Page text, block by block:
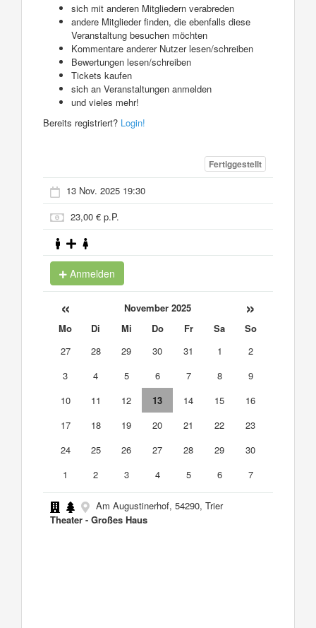
sich mit anderen Mitgliedern verabreden
andere Mitglieder finden, die ebenfalls diese
Veranstaltung besuchen möchten
Kommentare anderer Nutzer lesen/schreiben
Bewertungen lesen/schreiben
Tickets kaufen
sich an Veranstaltungen anmelden
und vieles mehr!
Bereits registriert? Login!
Fertiggestellt
13 Nov. 2025 19:30
23,00 € p.P.
Anmelden
« November 2025 »
Mo Di Mi Do Fr Sa
So
27
28 29 30 31 1
2
3
4 5 6 7 8
9
10
11 12 13 14 15
16
17
18 19 20 21 22
23
24
25 26 27 28 29
30
1
2 3 4 5 6 7
Am Augustinerhof, 54290, Trier
Theater - Großes Haus